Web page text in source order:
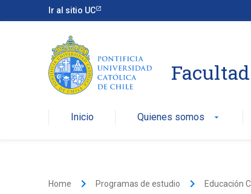
Ir al sitio UC
Inicio Quienes somos arrow_drop_down
Home keyboard_arrow_right Programas de estudio keyboard_arrow_right Educación